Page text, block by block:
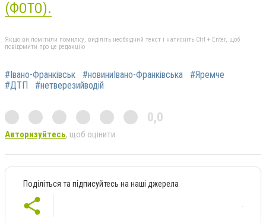
(ФОТО).
Якщо ви помітили помилку, виділіть необхідний текст і натисніть Ctrl + Enter, щоб
повідомити про це редакцію
#Івано-Франківськ #новиниІвано-Франківська
#Яремче
#ДТП
#нетверезийводій
0,0
Авторизуйтесь, щоб оцінити
Поділіться та підписуйтесь на наші джерела